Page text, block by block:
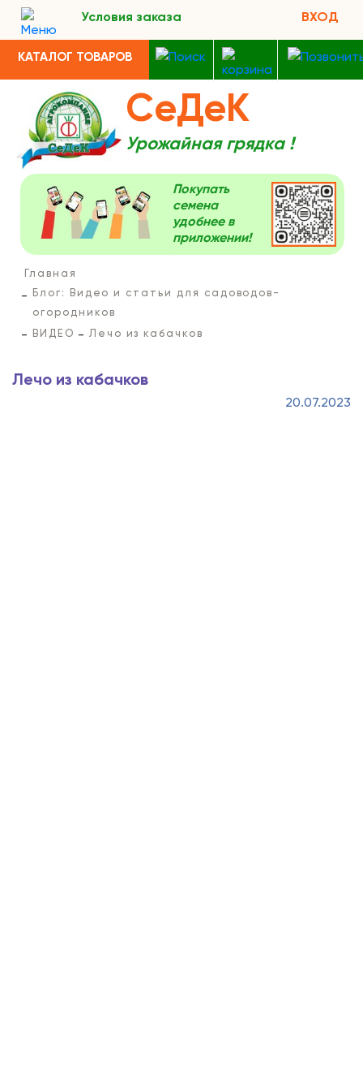
Условия заказа ВХОД
КАТАЛОГ ТОВАРОВ
СеДеК
Урожайная грядка !
Покупать
семена
удобнее в
приложении!
Главная
Блог: Видео и статьи для садоводов-
огородников
ВИДЕО
Лечо из кабачков
Лечо из кабачков
20.07.2023